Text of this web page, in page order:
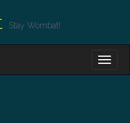
Stay Wombat!